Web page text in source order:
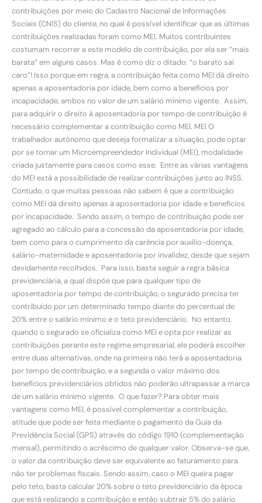
contribuições por meio do Cadastro Nacional de Informações
Sociais (CNIS) do cliente, no qual é possível identificar que as últimas
contribuições realizadas foram como MEI. Muitos contribuintes
costumam recorrer a este modelo de contribuição, por ela ser “mais
barata” em alguns casos. Mas é como diz o ditado: “o barato sai
caro”! Isso porque em regra, a contribuição feita como MEI dá direito
apenas a aposentadoria por idade, bem como a benefícios por
incapacidade, ambos no valor de um salário mínimo vigente. Assim,
para adquirir o direito à aposentadoria por tempo de contribuição é
necessário complementar a contribuição como MEI. MEI O
trabalhador autônomo que deseja formalizar a situação, pode optar
por se tornar um Microempreendedor Individual (MEI), modalidade
criada justamente para casos como esse. Entre as várias vantagens
do MEI está a possibilidade de realizar contribuições junto ao INSS.
Contudo, o que muitas pessoas não sabem é que a contribuição
como MEI dá direito apenas à aposentadoria por idade e benefícios
por incapacidade. Sendo assim, o tempo de contribuição pode ser
agregado ao cálculo para a concessão da aposentadoria por idade,
bem como para o cumprimento da carência por auxílio-doença,
salário-maternidade e aposentadoria por invalidez, desde que sejam
devidamente recolhidos. Para isso, basta seguir a regra básica
previdenciária, a qual dispõe que para qualquer tipo de
aposentadoria por tempo de contribuição, o segurado precisa ter
contribuído por um determinado tempo diante do percentual de
20% entre o salário mínimo e o teto previdenciário. No entanto,
quando o segurado se oficializa como MEI e opta por realizar as
contribuições perante este regime empresarial, ele poderá escolher
entre duas alternativas, onde na primeira não terá a aposentadoria
por tempo de contribuição, e a segunda o valor máximo dos
benefícios previdenciários obtidos não poderão ultrapassar a marca
de um salário mínimo vigente. O que fazer? Para obter mais
vantagens como MEI, é possível complementar a contribuição,
atitude que pode ser feita mediante o pagamento da Guia da
Previdência Social (GPS) através do código 1910 (complementação
mensal), permitindo o acréscimo de qualquer valor. Observa-se que,
o valor da contribuição deve ser equivalente ao faturamento para
não ter problemas fiscais. Sendo assim, caso o MEI queira pagar
pelo teto, basta calcular 20% sobre o teto previdenciário da época
que está realizando a contribuição e então subtrair 5% do salário